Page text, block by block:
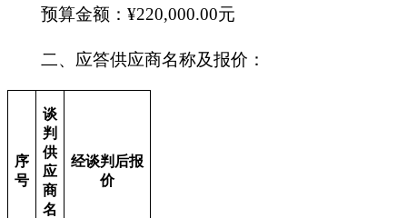
预算金额： ¥220,000.00元
二、应答供应商名称及报价：
序
号
谈
判
供
应
商
名
经谈判后报
价